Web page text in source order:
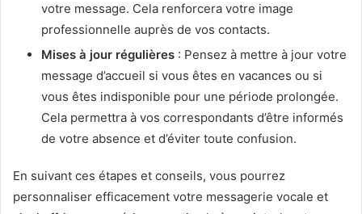
votre message. Cela renforcera votre image
professionnelle auprès de vos contacts.
Mises à jour régulières : Pensez à mettre à jour votre
message d’accueil si vous êtes en vacances ou si
vous êtes indisponible pour une période prolongée.
Cela permettra à vos correspondants d’être informés
de votre absence et d’éviter toute confusion.
En suivant ces étapes et conseils, vous pourrez
personnaliser efficacement votre messagerie vocale et